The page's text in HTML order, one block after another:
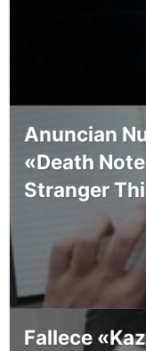
Anuncian
«Death
Stranger
Fallece